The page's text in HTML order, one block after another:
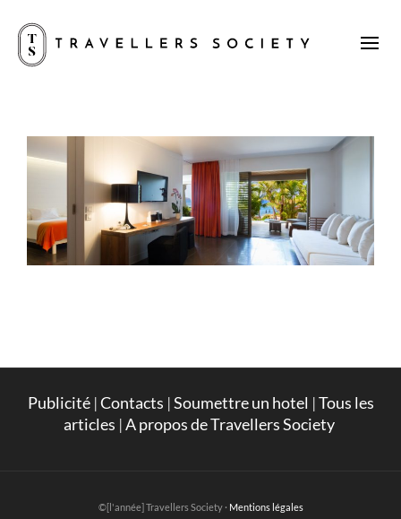
Publicité|Contacts |Soumettre un hotel |Tous les
articles |A propos de Travellers Society
©[l'année] Travellers Society · Mentions légales